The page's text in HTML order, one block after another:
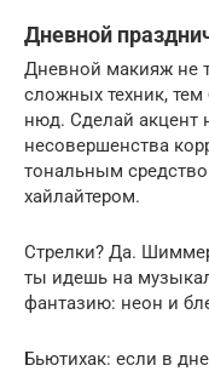
Дневной
Дневной макияж не
сложных техник,
нюд. Сделай акцент
несовершенства
тональным
хайлайтером.
Стрелки? Да.
ты идешь на
фантазию: неон и
Бьютихак: если в